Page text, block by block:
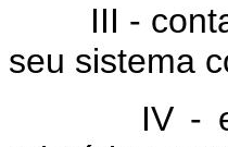
III -
seu sistema
IV -